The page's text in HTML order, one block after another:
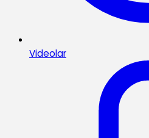
Videolar